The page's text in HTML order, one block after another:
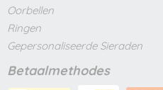
Oorbellen
Ringen
Gepersonaliseerde Sieraden
Betaalmethodes